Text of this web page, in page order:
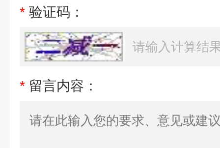
* 验证码：
* 留言内容：